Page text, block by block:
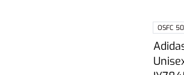
OSFC